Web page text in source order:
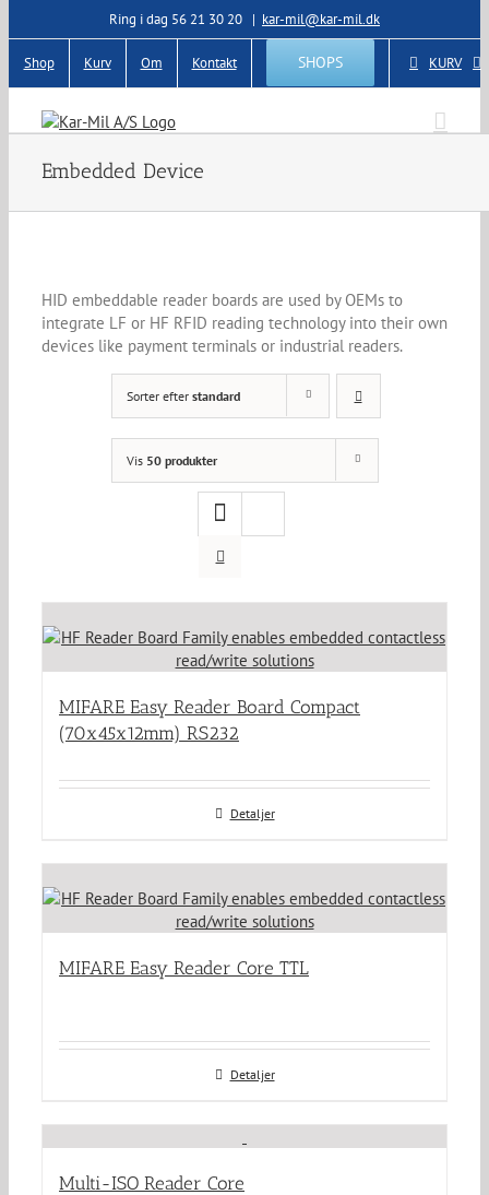
to
content
Ring i dag 56 21 30 20 | kar-mil@kar-mil.dk
Shop Kurv Om Kontakt SHOPS KURV
Embedded Device
HID embeddable reader boards are used by OEMs to
integrate LF or HF RFID reading technology into their own
devices like payment terminals or industrial readers.
Sorter efter standard
Vis 50 produkter
MIFARE Easy Reader Board Compact
(70x45x12mm) RS232
Detaljer
MIFARE Easy Reader Core TTL
Detaljer
Multi-ISO Reader Core